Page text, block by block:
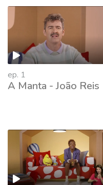
ep. 1
A Manta - João Reis